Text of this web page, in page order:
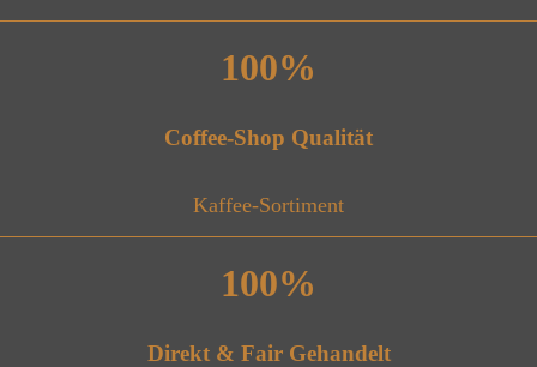
100%
Coffee-Shop Qualität
Kaffee-Sortiment
100%
Direkt & Fair Gehandelt